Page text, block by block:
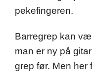
pekefingeren.
Barregrep kan
man er ny på
grep før. Men her